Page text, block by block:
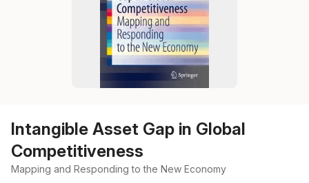
Intangible Asset Gap in Global
Competitiveness
Mapping and Responding to the New Economy